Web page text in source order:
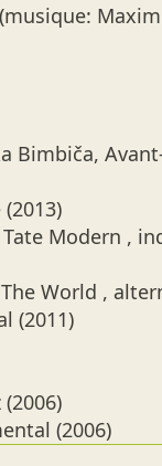
Bimbiča,
Modern ,
World ,
(2011)
(2006)